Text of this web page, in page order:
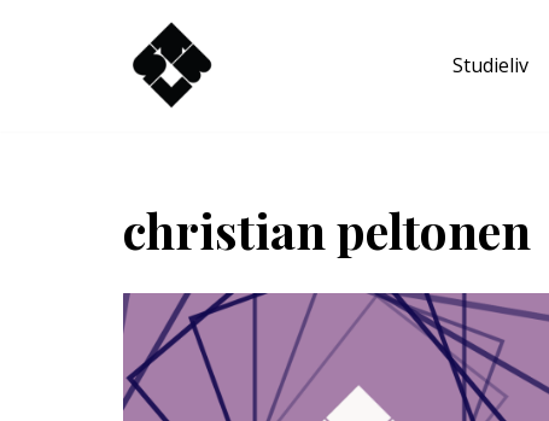
Studieliv
christian peltonen